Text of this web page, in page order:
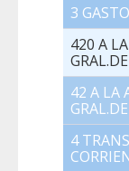
3
420 A
42 A LA
4